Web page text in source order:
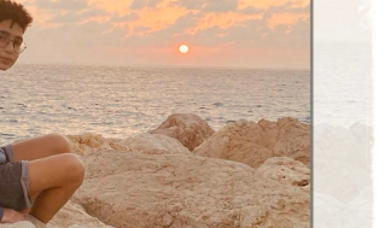
סרטון בר מצווה לעומר
סרטוני בת/בר מצווה סרטים